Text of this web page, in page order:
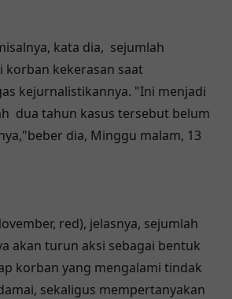
kata dia, sejumlah
korban kekerasan saat
kejurnalistikannya. "Ini menjadi
dua tahun kasus tersebut belum
dia, Minggu malam, 13
red), jelasnya, sejumlah
akan turun aksi sebagai bentuk
korban yang mengalami tindak
sekaligus mempertanyakan